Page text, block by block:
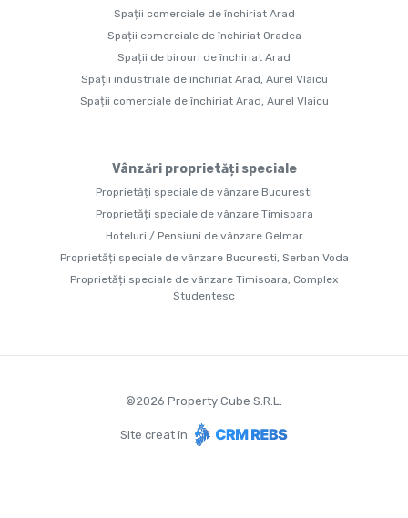
Spații comerciale de închiriat Arad
Spații comerciale de închiriat Oradea
Spații de birouri de închiriat Arad
Spații industriale de închiriat Arad, Aurel Vlaicu
Spații comerciale de închiriat Arad, Aurel Vlaicu
Vânzări proprietăți speciale
Proprietăți speciale de vânzare Bucuresti
Proprietăți speciale de vânzare Timisoara
Hoteluri / Pensiuni de vânzare Gelmar
Proprietăți speciale de vânzare Bucuresti, Serban Voda
Proprietăți speciale de vânzare Timisoara, Complex
Studentesc
©2026 Property Cube S.R.L.
Site creat în